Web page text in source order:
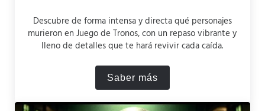
Descubre de forma intensa y directa qué personajes
murieron en Juego de Tronos, con un repaso vibrante y
lleno de detalles que te hará revivir cada caída.
Saber más¿Qué personajes murieron